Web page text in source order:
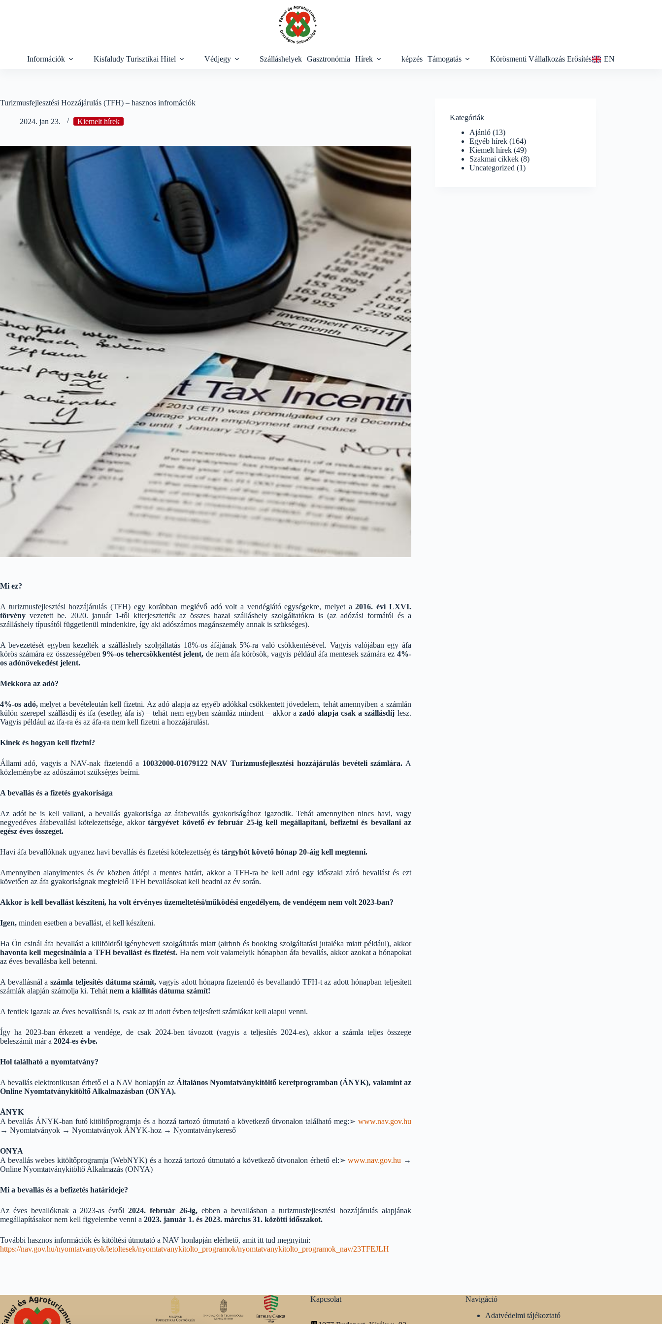
Információk Kisfaludy Turisztikai Hitel Védjegy Szálláshelyek Gasztronómia Hírek képzés Támogatás Körösmenti Vállalkozás Erősítés EN
Turizmusfejlesztési Hozzájárulás (TFH) – hasznos infromációk
2024. jan 23. Kiemelt hírek
Mi ez?
A turizmusfejlesztési hozzájárulás (TFH) egy korábban meglévő adó volt a vendéglátó egységekre, melyet a2016. évi LXVI.
törvény vezetett be. 2020. január 1-től kiterjesztették az összes hazai szálláshely szolgáltatókra is (az adózási formától és a
szálláshely típusától függetlenül mindenkire, így aki adószámos magánszemély annak is szükséges).
A bevezetését egyben kezelték a szálláshely szolgáltatás 18%-os áfájának 5%-ra való csökkentésével. Vagyis valójában egy áfa
körös számára ez összességében 9%-os tehercsökkentést jelent, de nem áfa körösök, vagyis például áfa mentesek számára ez 4%-
os adónövekedést jelent.
Mekkora az adó?
4%-os adó,melyet a bevételeután kell fizetni. Az adó alapja az egyéb adókkal csökkentett jövedelem, tehát amennyiben a számlán
külön szerepel szállásdíj és ifa (esetleg áfa is) – tehát nem egyben számláz mindent – akkor a zadó alapja csak a szállásdíj lesz.
Vagyis például az ifa-ra és az áfa-ra nem kell fizetni a hozzájárulást.
Kinek és hogyan kell fizetni?
Állami adó, vagyis a NAV-nak fizetendő a 10032000-01079122 NAV Turizmusfejlesztési hozzájárulás bevételi számlára. A
közleménybe az adószámot szükséges beírni.
A bevallás és a fizetés gyakorisága
Az adót be is kell vallani, a bevallás gyakorisága az áfabevallás gyakoriságához igazodik. Tehát amennyiben nincs havi, vagy
negyedéves áfabevallási kötelezettsége, akkortárgyévet követő év február 25-ig kell megállapítani, befizetni és bevallani az
egész éves összeget.
Havi áfa bevallóknak ugyanez havi bevallás és fizetési kötelezettség és tárgyhót követő hónap 20-áig kell megtenni.
Amennyiben alanyimentes és év közben átlépi a mentes határt, akkor a TFH-ra be kell adni egy időszaki záró bevallást és ezt
követően az áfa gyakoriságnak megfelelő TFH bevallásokat kell beadni az év során.
Akkor is kell bevallást készíteni, ha volt érvényes üzemeltetési/működési engedélyem, de vendégem nem volt 2023-ban?
Igen, minden esetben a bevallást, el kell készíteni.
Ha Ön csinál áfa bevallást a külföldről igénybevett szolgáltatás miatt (airbnb és booking szolgáltatási jutaléka miatt például), akkor
havonta kell megcsinálnia a TFH bevallást és fizetést. Ha nem volt valamelyik hónapban áfa bevallás, akkor azokat a hónapokat
az éves bevallásba kell betenni.
A bevallásnál aszámla teljesítés dátuma számít, vagyis adott hónapra fizetendő és bevallandó TFH-t az adott hónapban teljesített
számlák alapján számolja ki. Tehát nem a kiállítás dátuma számít!
A fentiek igazak az éves bevallásnál is, csak az itt adott évben teljesített számlákat kell alapul venni.
Így ha 2023-ban érkezett a vendége, de csak 2024-ben távozott (vagyis a teljesítés 2024-es), akkor a számla teljes összege
beleszámít már a 2024-es évbe.
Hol található a nyomtatvány?
A bevallás elektronikusan érhető el a NAV honlapján azÁltalános Nyomtatványkitöltő keretprogramban (ÁNYK), valamint az
Online Nyomtatványkitöltő Alkalmazásban (ONYA).
ÁNYK
A bevallás ÁNYK-ban futó kitöltőprogramja és a hozzá tartozó útmutató a következő útvonalon található meg:➢ www.nav.gov.hu
→ Nyomtatványok → Nyomtatványok ÁNYK-hoz → Nyomtatványkereső
ONYA
A bevallás webes kitöltőprogramja (WebNYK) és a hozzá tartozó útmutató a következő útvonalon érhető el:➢www.nav.gov.hu →
Online Nyomtatványkitöltő Alkalmazás (ONYA)
Mi a bevallás és a befizetés határideje?
Az éves bevallóknak a 2023-as évről2024. február 26-ig, ebben a bevallásban a turizmusfejlesztési hozzájárulás alapjának
megállapításakor nem kell figyelembe venni a 2023. január 1. és 2023. március 31. közötti időszakot.
További hasznos információk és kitöltési útmutató a NAV honlapján elérhető, amit itt tud megnyitni:
https://nav.gov.hu/nyomtatvanyok/letoltesek/nyomtatvanykitolto_programok/nyomtatvanykitolto_programok_nav/23TFEJLH
Kategóriák
Ajánló (13)
Egyéb hírek (164)
Kiemelt hírek (49)
Szakmai cikkek (8)
Uncategorized (1)
Kapcsolat
Navigáció
Adatvédelmi tájékoztató